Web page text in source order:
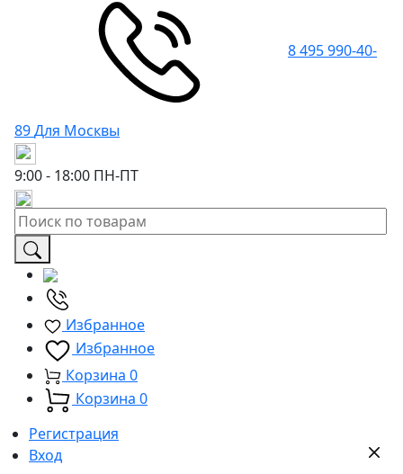
8 495 990-40-
89Для Москвы
9:00 - 18:00 ПН-ПТ
Избранное
Избранное
Корзина 0
Корзина 0
Регистрация
Вход